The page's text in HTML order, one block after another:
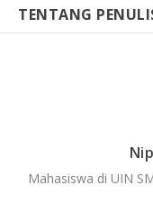
TENTANG
Mahasiswa di UIN